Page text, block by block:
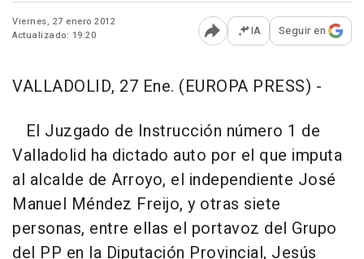
Viernes, 27 enero 2012
Actualizado: 19:20
Abrir opciones para
IA Seguir en
VALLADOLID, 27 Ene. (EUROPA PRESS) -
El Juzgado de Instrucción número 1 de
Valladolid ha dictado auto por el que imputa
al alcalde de Arroyo, el independiente José
Manuel Méndez Freijo, y otras siete
personas, entre ellas el portavoz del Grupo
del PP en la Diputación Provincial, Jesús